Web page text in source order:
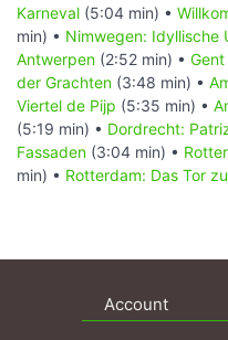
Karneval (5:04 min) •
min) • Nimwegen: Idyllische
Antwerpen (2:52 min) • Gent
der Grachten (3:48 min) •
Viertel de Pijp (5:35 min) •
(5:19 min) • Dordrecht:
Fassaden (3:04 min) •
min) • Rotterdam: Das Tor
Account